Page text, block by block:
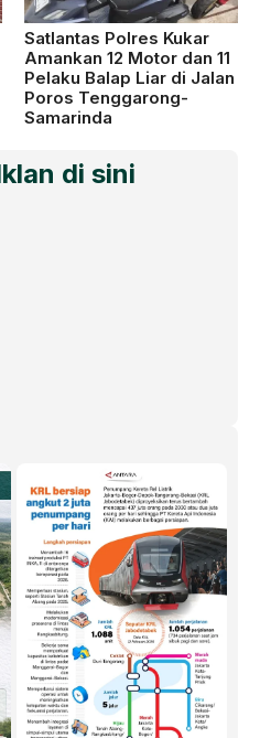
Satlantas Polres Kukar
Amankan 12 Motor dan 11
Pelaku Balap Liar di Jalan
Poros Tenggarong-
Samarinda
di sini